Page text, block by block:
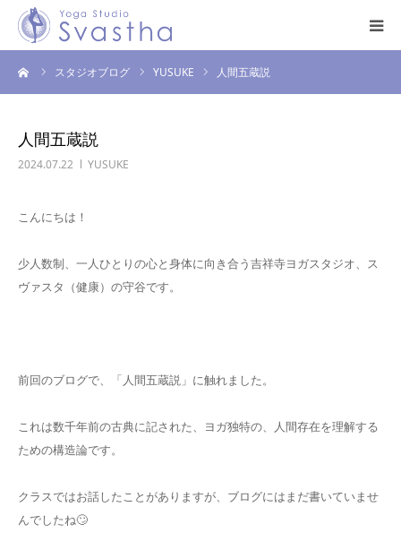
スタジオブログ YUSUKE 人間五蔵説
人間五蔵説
2024.07.22 YUSUKE
こんにちは！
少人数制、一人ひとりの心と身体に向き合う吉祥寺ヨガスタジオ、ス
ヴァスタ（健康）の守谷です。
前回のブログで、「人間五蔵説」に触れました。
これは数千年前の古典に記された、ヨガ独特の、人間存在を理解する
ための構造論です。
クラスではお話したことがありますが、ブログにはまだ書いていませ
んでしたね🙄
はじめての方へ
スタジオ案内